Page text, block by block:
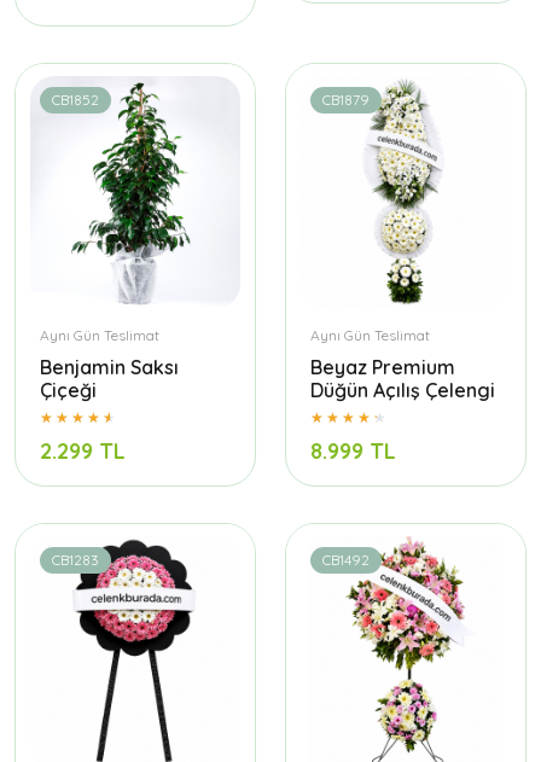
CB1852
Aynı Gün Teslimat
Benjamin Saksı
Çiçeği
2.299 TL
CB1879
Aynı Gün Teslimat
Beyaz Premium
Düğün Açılış Çelengi
8.999 TL
CB1283 CB1492